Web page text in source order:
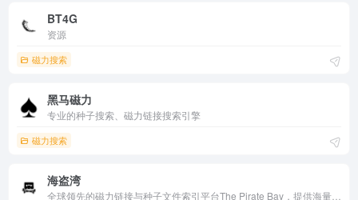
BT4G
资源
磁力搜索
黑马磁力
专业的种子搜索、磁力链接搜索引擎
磁力搜索
海盗湾